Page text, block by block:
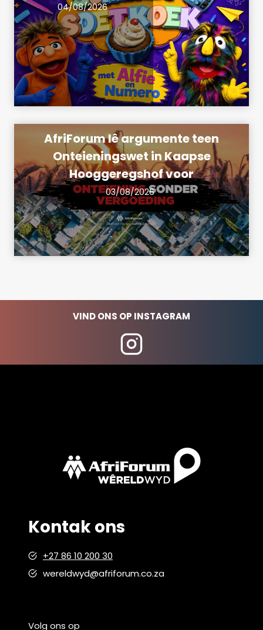
04/08/2026
AfriForum lê argumente teen
Onteieningswet in Kaapse
Hooggeregshof voor
03/08/2026
VIND ONS OP INSTAGRAM
Kontak ons
+27 86 10 200 30
wereldwyd@afriforum.co.za
Volg ons op